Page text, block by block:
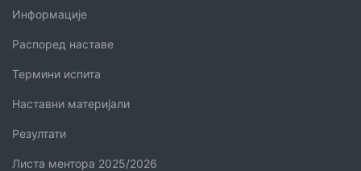
Информације
Распоред наставе
Термини испита
Наставни материјали
Резултати
Листа ментора 2025/2026